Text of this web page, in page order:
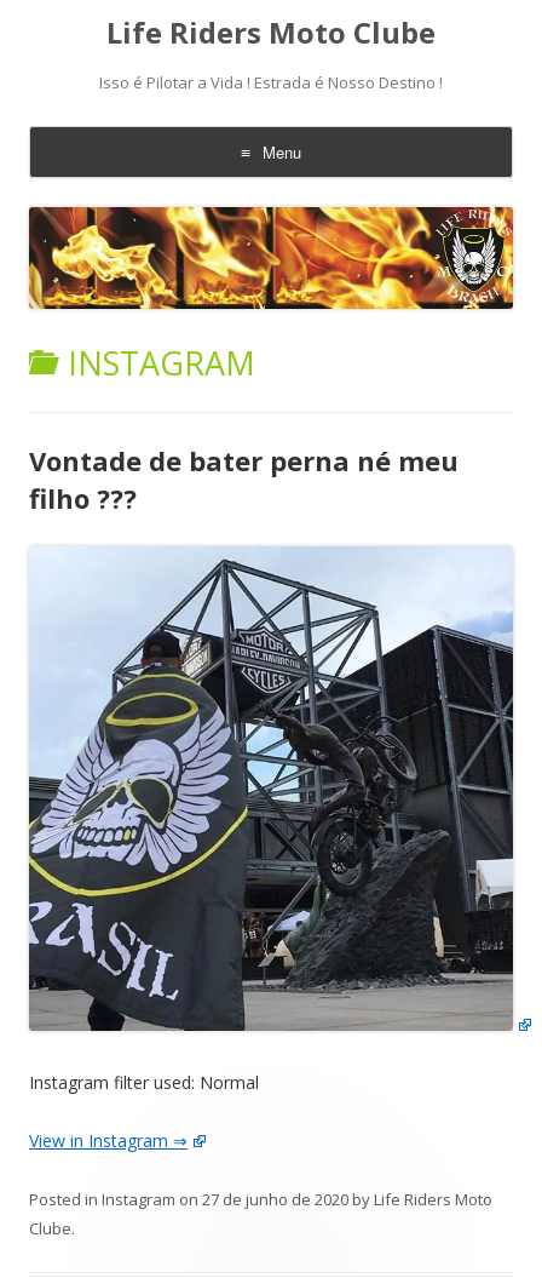
Life Riders Moto Clube
Isso é Pilotar a Vida ! Estrada é Nosso Destino !
Menu
Skip
to
content
INSTAGRAM
Vontade de bater perna né meu
filho ???
Instagram filter used: Normal
View in Instagram ⇒
Posted in Instagram on 27 de junho de 2020byLife Riders Moto
Clube.